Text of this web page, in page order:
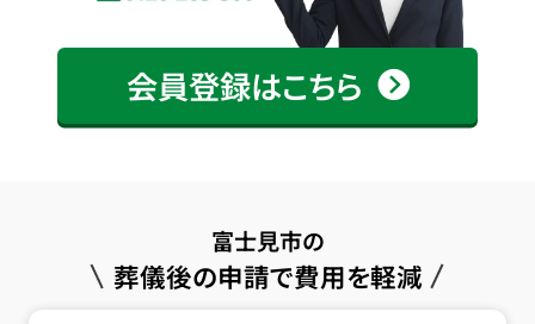
会員登録はこちら
富士見市の
葬儀後の申請で費用を軽減